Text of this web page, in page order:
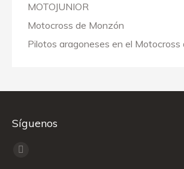
MOTOJUNIOR
Motocross de Monzón
Pilotos aragoneses en el Motocross
Síguenos
Encuéntranos en:
Facebook